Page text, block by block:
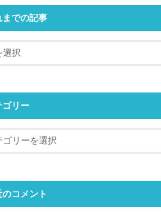
までの記事
ゴリー
のコメント